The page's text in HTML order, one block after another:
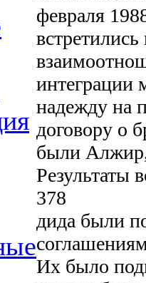
февраля
интеграции
надежду на
договору о
были
Результаты
378
дида были
Их было